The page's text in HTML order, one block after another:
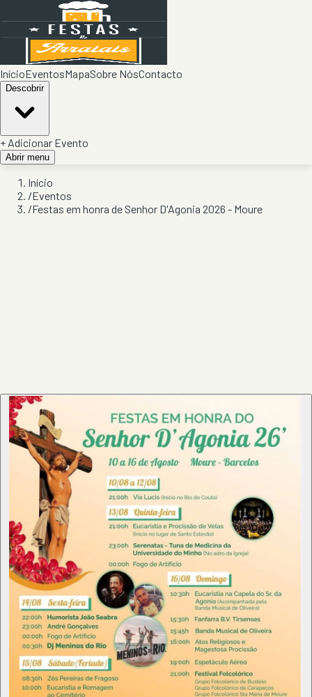
InícioEventosMapaSobre NósContacto
Descobrir
+ Adicionar Evento
Abrir menu
Início
/Eventos
/Festas em honra de Senhor D'Agonia 2026 - Moure